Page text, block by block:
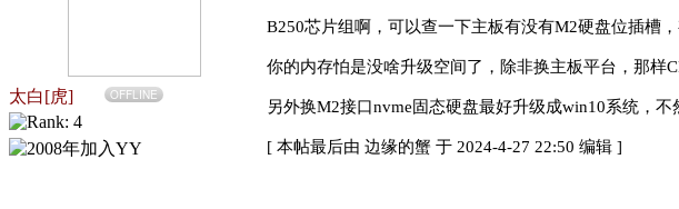
太白[虎] OFFLINE
B250芯片组啊，可以查一下主板有没有M2硬盘位插槽
你的内存怕是没啥升级空间了，除非换主板平台，那样
另外换M2接口nvme固态硬盘最好升级成win10系统，
[ 本帖最后由 边缘的蟹 于 2024-4-27 22:50 编辑 ]